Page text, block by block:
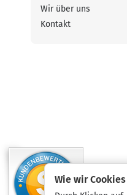
Wir über uns
Kontakt
Wie wir